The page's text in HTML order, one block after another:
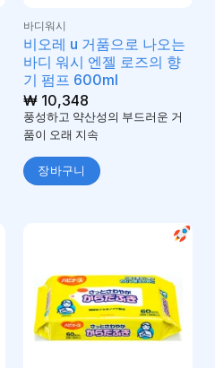
바디워시
비오레 u 거품으로 나오는
바디 워시 엔젤 로즈의 향
기 펌프 600ml
₩10,348
풍성하고 약산성의 부드러운 거
품이 오래 지속
장바구니